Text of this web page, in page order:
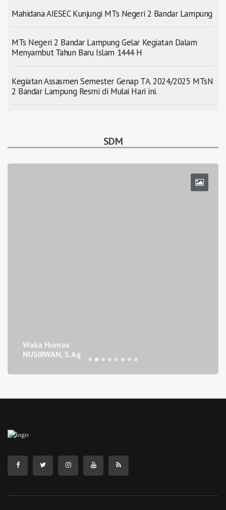
Mahidana AIESEC Kunjungi MTs Negeri 2 Bandar Lampung
MTs Negeri 2 Bandar Lampung Gelar Kegiatan Dalam
Menyambut Tahun Baru Islam 1444 H
Kegiatan Assasmen Semester Genap TA. 2024/2025 MTsN
2 Bandar Lampung Resmi di Mulai Hari ini.
SDM
Waka Humas
NUSIRWAN, S.Ag